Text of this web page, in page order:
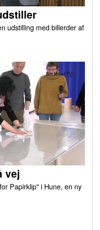
udstilling med billerder af
vej
Papirklip" i Hune, en ny